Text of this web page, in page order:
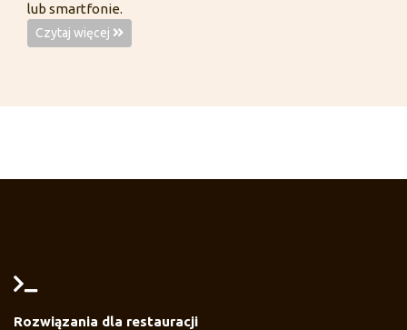
lub smartfonie.
Czytaj więcej
Rozwiązania dla restauracji